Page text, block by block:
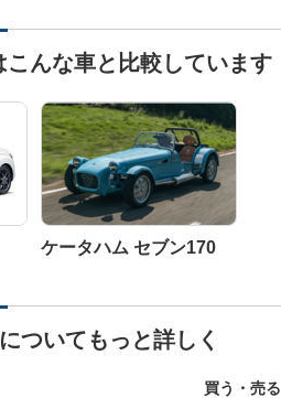
こんな車と比較しています
ケータハム セブン170
ついてもっと詳しく
買う・売る